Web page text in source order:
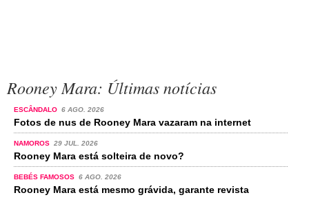
Rooney Mara: Últimas notícias
ESCÂNDALO 6 AGO. 2026
Fotos de nus de Rooney Mara vazaram na internet
NAMOROS 29 JUL. 2026
Rooney Mara está solteira de novo?
BEBÉS FAMOSOS 6 AGO. 2026
Rooney Mara está mesmo grávida, garante revista